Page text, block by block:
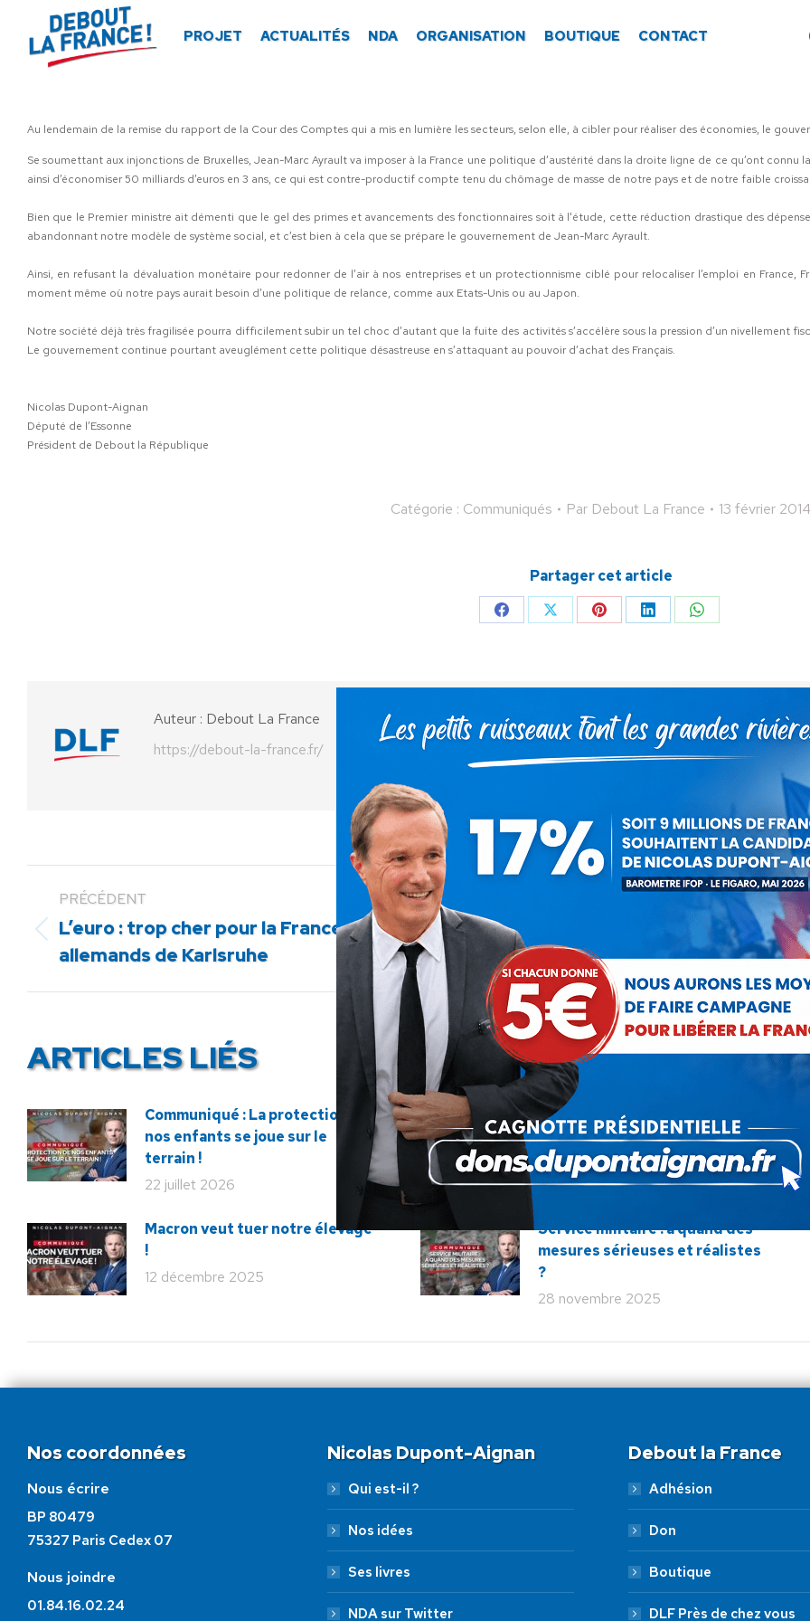
PROJET ACTUALITÉS NDA ORGANISATION BOUTIQUE CONTACT
Au lendemain de la remise du rapport de la Cour des Comptes qui a mis en lumière les secteurs, selon elle, à cibler pour réaliser des économies, le
Se soumettant aux injonctions de Bruxelles, Jean-Marc Ayrault va imposer à la France une politique d’austérité dans la droite ligne de ce qu’ont
ainsi d’économiser 50 milliards d’euros en 3 ans, ce qui est contre-productif compte tenu du chômage de masse de notre pays et de notre faible
Bien que le Premier ministre ait démenti que le gel des primes et avancements des fonctionnaires soit à l'étude, cette réduction drastique des
abandonnant notre modèle de système social, et c’est bien à cela que se prépare le gouvernement de Jean-Marc Ayrault.
Ainsi, en refusant la dévaluation monétaire pour redonner de l’air à nos entreprises et un protectionnisme ciblé pour relocaliser l’emploi en France,
moment même où notre pays aurait besoin d’une politique de relance, comme aux Etats-Unis ou au Japon.
Notre société déjà très fragilisée pourra difficilement subir un tel choc d’autant que la fuite des activités s’accélère sous la pression d’un nivellement
Le gouvernement continue pourtant aveuglément cette politique désastreuse en s’attaquant au pouvoir d’achat des Français.
Nicolas Dupont-Aignan
Député de l’Essonne
Président de Debout la République
Catégorie : Communiqués Par Debout La France 13 février
Partager cet article
PartagerPartagerPartagerPartagerPartager
Auteur : Debout La France
https://debout-la-france.fr/
PRÉCÉDENT
Article
précédent
L’euro : trop cher pour la France et menacé par les juges
allemands de Karlsruhe
suivant
:
Les
ARTICLES LIÉS
Communiqué : La protection de
nos enfants se joue sur le
terrain !
22 juillet 2026
Communiqué : Corse,
l’engrenage d’une France
fragmentée
26 juin 2026
Macron veut tuer notre élevage
!
12 décembre 2025
Service militaire : à quand des
mesures sérieuses et réalistes
?
28 novembre 2025
Nos coordonnées
Nous écrire
BP 80479
75327 Paris Cedex 07
Nous joindre
01.84.16.02.24
Nicolas Dupont-Aignan
Qui est-il ?
Nos idées
Ses livres
NDA sur Twitter
Debout la France
Adhésion
Don
Boutique
DLF Près de chez vous
Panneau de gestion des cookies